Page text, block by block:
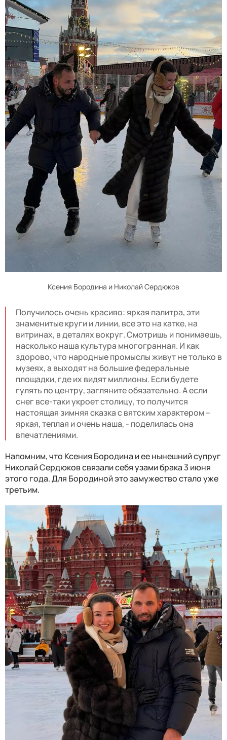
Ксения Бородина и Николай Сердюков
Получилось очень красиво: яркая палитра, эти
знаменитые круги и линии, все это на катке, на
витринах, в деталях вокруг. Смотришь и понимаешь,
насколько наша культура многогранная. И как
здорово, что народные промыслы живут не только в
музеях, а выходят на большие федеральные
площадки, где их видят миллионы. Если будете
гулять по центру, загляните обязательно. А если
снег все-таки укроет столицу, то получится
настоящая зимняя сказка с вятским характером –
яркая, теплая и очень наша, - поделилась она
впечатлениями.
Напомним, что Ксения Бородина и ее нынешний супруг
Николай Сердюков связали себя узами брака 3 июня
этого года. Для Бородиной это замужество стало уже
третьим.